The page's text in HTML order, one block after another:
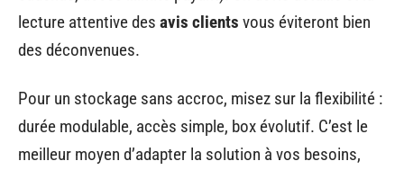
lecture attentive des avis clients vous éviteront bien
des déconvenues.
Pour un stockage sans accroc, misez sur la flexibilité :
durée modulable, accès simple, box évolutif. C’est le
meilleur moyen d’adapter la solution à vos besoins,